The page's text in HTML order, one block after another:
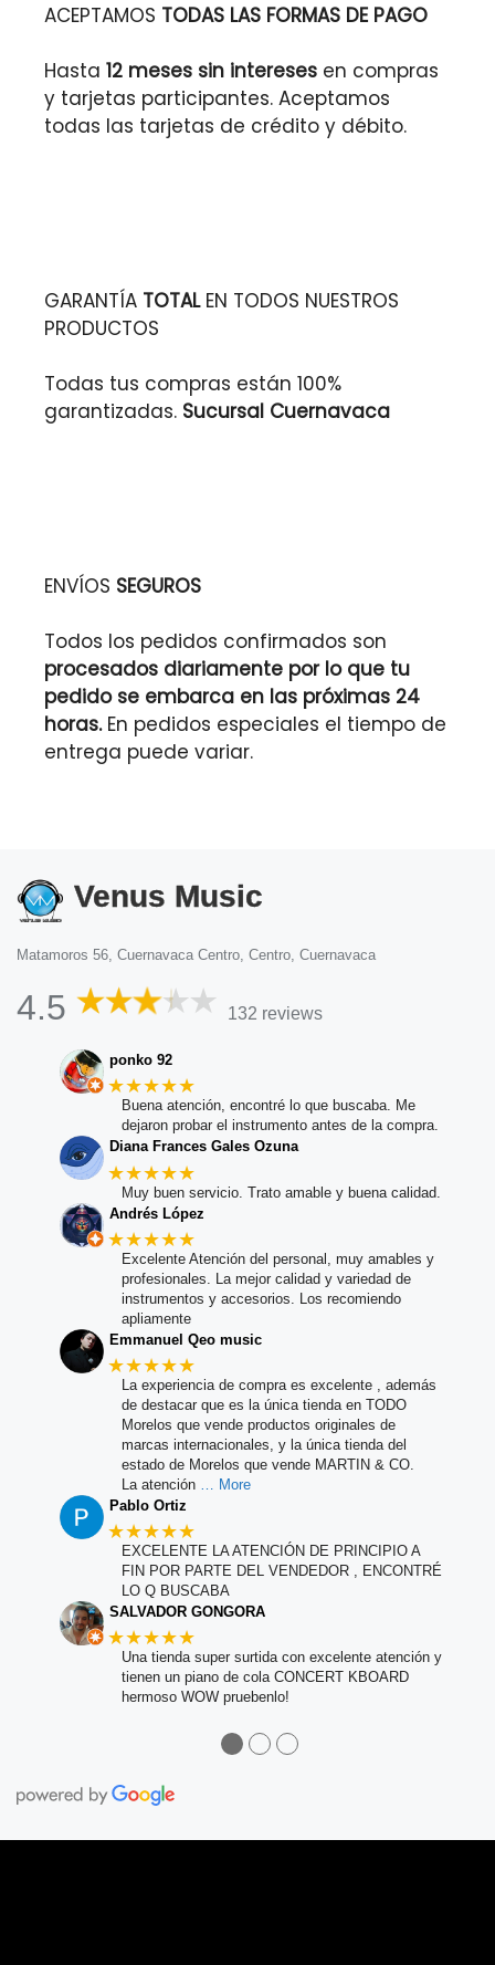
ACEPTAMOS TODAS LAS FORMAS DE PAGO
Hasta 12 meses sin intereses en compras
y tarjetas participantes. Aceptamos
todas las tarjetas de crédito y débito.
GARANTÍA TOTALEN TODOS NUESTROS
PRODUCTOS
Todas tus compras están 100%
garantizadas. Sucursal Cuernavaca
ENVÍOS SEGUROS
Todos los pedidos confirmados son
procesados diariamente por lo que tu
pedido se embarca en las próximas 24
horas.En pedidos especiales el tiempo de
entrega puede variar.
Venus Music
Matamoros 56, Cuernavaca Centro, Centro, Cuernavaca
4.5 132 reviews
ponko 92
★★★★★
Buena atención, encontré lo que buscaba. Me
dejaron probar el instrumento antes de la compra.
Diana Frances Gales Ozuna
★★★★★
Muy buen servicio. Trato amable y buena calidad.
Andrés López
★★★★★
Excelente Atención del personal, muy amables y
profesionales. La mejor calidad y variedad de
instrumentos y accesorios. Los recomiendo
apliamente
Emmanuel Qeo music
★★★★★
La experiencia de compra es excelente , además
de destacar que es la única tienda en TODO
Morelos que vende productos originales de
marcas internacionales, y la única tienda del
estado de Morelos que vende MARTIN & CO.
La atención
… More
Pablo Ortiz
★★★★★
EXCELENTE LA ATENCIÓN DE PRINCIPIO A
FIN POR PARTE DEL VENDEDOR , ENCONTRÉ
LO Q BUSCABA
SALVADOR GONGORA
★★★★★
Una tienda super surtida con excelente atención y
tienen un piano de cola CONCERT KBOARD
hermoso WOW pruebenlo!
●●●